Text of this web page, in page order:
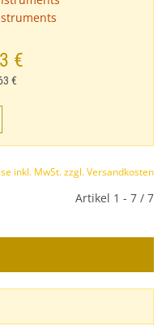
€
€
inkl. MwSt. zzgl. Versandkosten
Artikel 1 - 7 / 7